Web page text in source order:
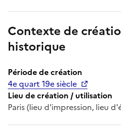
Contexte de
historique
Période de création
4e quart 19e siècle
Lieu de création / utilisation
Paris (lieu d'impression, lieu